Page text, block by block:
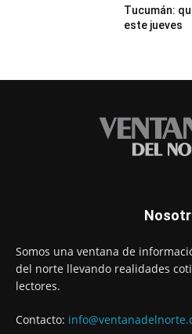
Tucumán:
este jueves
Somos una ventana de
del norte llevando realidades
lectores.
Contacto: